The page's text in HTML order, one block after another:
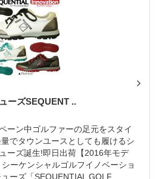
ーズSEQUENT ..
ーン中ゴルファーの足元をスタイ
でタウンユースとしても履けるシ
ーズ誕生!即日出荷【2016年モデ
ーケンシャルゴルフイノベーショ
ーズ「SEQUENTIAL GOLF